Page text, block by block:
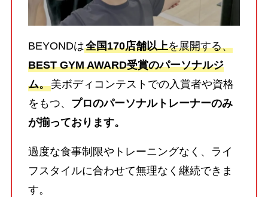
BEYONDは全国170店舗以上を展開する、
BEST GYM AWARD受賞のパーソナルジ
ム。美ボディコンテストでの入賞者や資格
をもつ、 プロのパーソナルトレーナーのみ
が揃っております。
過度な食事制限やトレーニングなく、ライ
フスタイルに合わせて無理なく継続できま
す。